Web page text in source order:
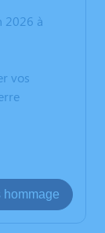
2026 à
vos
hommage